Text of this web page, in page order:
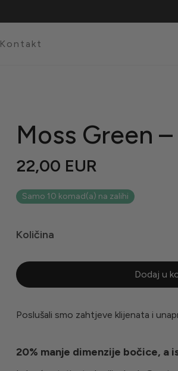
Kontakt
Moss Green
22,00 EUR
Samo 10 komad(a) na zalihi
Količina
Dodaj u
Poslušali smo zahtjeve klijenata i
20% manje dimenzije bočice, a